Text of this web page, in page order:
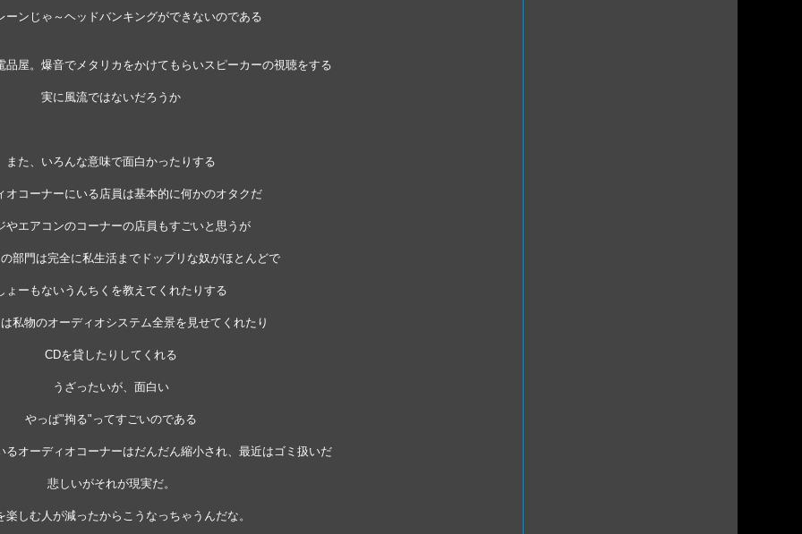
ーンじゃ～ヘッドバンキングができないのである
品屋。爆音でメタリカをかけてもらいスピーカーの視聴をする
実に風流ではないだろうか
また、いろんな意味で面白かったりする
オコーナーにいる店員は基本的に何かのオタクだ
やエアコンのコーナーの店員もすごいと思うが
部門は完全に私生活までドップリな奴がほとんどで
ょーもないうんちくを教えてくれたりする
私物のオーディオシステム全景を見せてくれたり
CDを貸したりしてくれる
うざったいが、面白い
やっぱ"拘る"ってすごいのである
るオーディオコーナーはだんだん縮小され、最近はゴミ扱いだ
悲しいがそれが現実だ。
楽しむ人が減ったからこうなっちゃうんだな。